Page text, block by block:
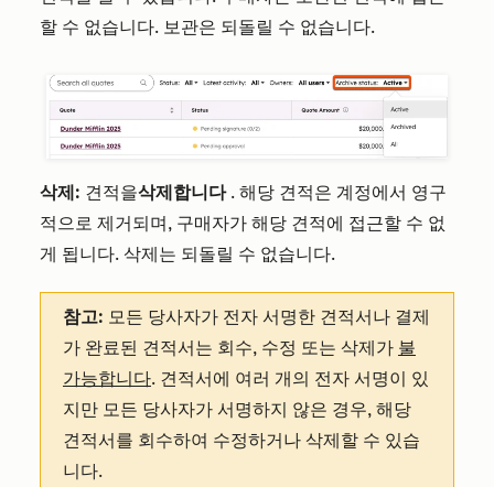
할 수 없습니다. 보관은 되돌릴 수 없습니다.
삭제: 견적을삭제합니다 . 해당 견적은 계정에서 영구
적으로 제거되며, 구매자가 해당 견적에 접근할 수 없
게 됩니다. 삭제는 되돌릴 수 없습니다.
참고: 모든 당사자가 전자 서명한 견적서나 결제
가 완료된 견적서는 회수, 수정 또는 삭제가 불
가능합니다. 견적서에 여러 개의 전자 서명이 있
지만 모든 당사자가 서명하지 않은 경우, 해당
견적서를 회수하여 수정하거나 삭제할 수 있습
니다.